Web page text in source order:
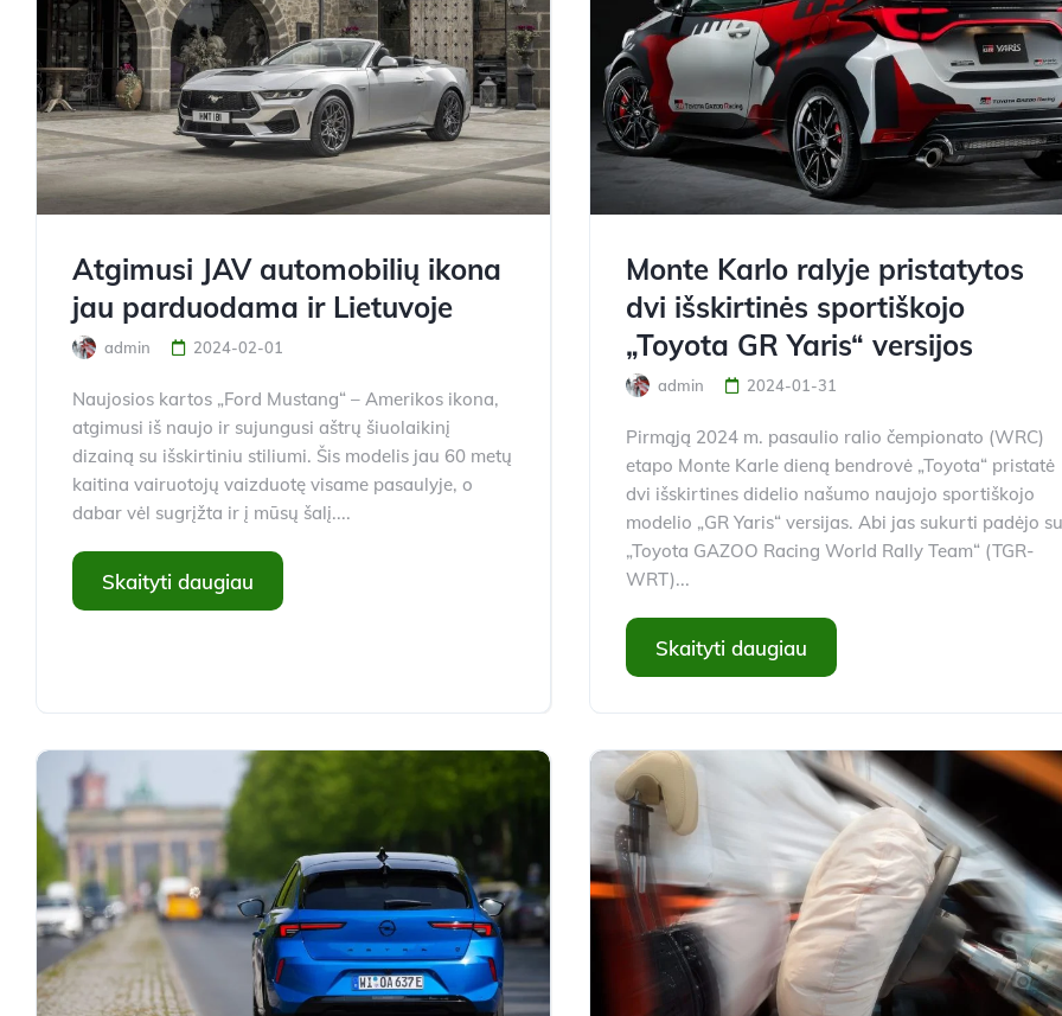
Atgimusi JAV automobilių ikona
jau parduodama ir Lietuvoje
admin 2024-02-01
Naujosios kartos „Ford Mustang“ – Amerikos ikona,
atgimusi iš naujo ir sujungusi aštrų šiuolaikinį
dizainą su išskirtiniu stiliumi. Šis modelis jau 60 metų
kaitina vairuotojų vaizduotę visame pasaulyje, o
dabar vėl sugrįžta ir į mūsų šalį....
Skaityti daugiau
Monte Karlo ralyje pristatytos
dvi išskirtinės sportiškojo
„Toyota GR Yaris“ versijos
admin 2024-01-31
Pirmąją 2024 m. pasaulio ralio čempionato (WRC)
etapo Monte Karle dieną bendrovė „Toyota“ pristatė
dvi išskirtines didelio našumo naujojo sportiškojo
modelio „GR Yaris“ versijas. Abi jas sukurti padėjo
„Toyota GAZOO Racing World Rally Team“ (TGR-
WRT)...
Skaityti daugiau